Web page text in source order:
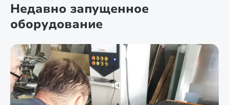
Недавно запущенное
оборудование